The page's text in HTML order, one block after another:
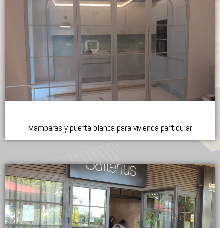
Mamparas y puerta blanca para vivienda particular